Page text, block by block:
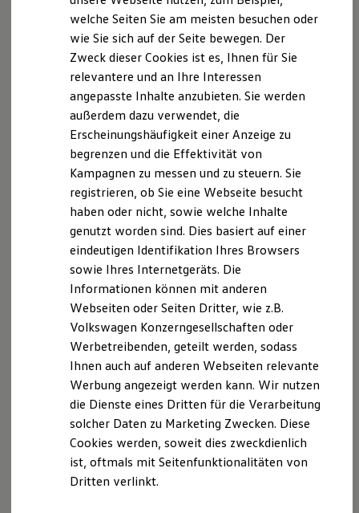
Nachhaltigkeit
Technologie
Kosten und Kauf
Kaufoptionen
E-Auto-Förderung
Software und Konnektivität
Die ID. Software 6
ID. Software Versionen und Updates
Digitale Extras
Schnittstellen zu Ihrem ID.
Hybridautos
Marke und Erlebnis
Volkswagen R und R Experience
R-Modelle
R Experience
Driving Experience
Volkswagen entdecken
Werkbesichtigung
Lifestyle Shop
T-Roc Kollektion
Golf Kollektion
ID. Kollektion
Volkswagen Kollektion
R-Kollektion
GTI Kollektion
Fußball Drop
we drive football
#wedriveproud
Besitzer und Service
Software Updates
Service und Ersatzteile
E-Mail schreiben
+49 4521 70290
Internet Vertriebsteam
+49 5971 7913 4137
E-Mail schreiben
welche Seiten Sie am meisten besuchen oder
wie Sie sich auf der Seite bewegen. Der
Zweck dieser Cookies ist es, Ihnen für Sie
relevantere und an Ihre Interessen
angepasste Inhalte anzubieten. Sie werden
außerdem dazu verwendet, die
Erscheinungshäufigkeit einer Anzeige zu
begrenzen und die Effektivität von
Kampagnen zu messen und zu steuern. Sie
registrieren, ob Sie eine Webseite besucht
haben oder nicht, sowie welche Inhalte
genutzt worden sind. Dies basiert auf einer
eindeutigen Identifikation Ihres Browsers
sowie Ihres Internetgeräts. Die
Informationen können mit anderen
Webseiten oder Seiten Dritter, wie z.B.
Volkswagen Konzerngesellschaften oder
Werbetreibenden, geteilt werden, sodass
Ihnen auch auf anderen Webseiten relevante
Werbung angezeigt werden kann. Wir nutzen
die Dienste eines Dritten für die Verarbeitung
solcher Daten zu Marketing Zwecken. Diese
Cookies werden, soweit dies zweckdienlich
ist, oftmals mit Seitenfunktionalitäten von
Dritten verlinkt.